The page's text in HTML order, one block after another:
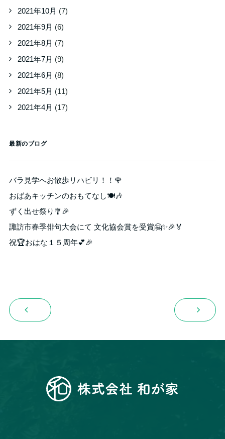
2021年10月 (7)
2021年9月 (6)
2021年8月 (7)
2021年7月 (9)
2021年6月 (8)
2021年5月 (11)
2021年4月 (17)
最新のブログ
バラ見学へお散歩リハビリ！！🌹
おばあキッチンのおもてなし🍽️🎶
ずく出せ祭り🎐🎉
諏訪市春季俳句大会にて 文化協会賞を受賞🤗✨🎉🏅
祝🏆おはな１５周年💕🎉